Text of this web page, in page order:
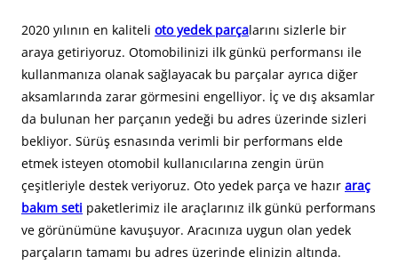
2020 yılının en kaliteli oto yedek parçalarını sizlerle bir
araya getiriyoruz. Otomobilinizi ilk günkü performansı ile
kullanmanıza olanak sağlayacak bu parçalar ayrıca diğer
aksamlarında zarar görmesini engelliyor. İç ve dış aksamlar
da bulunan her parçanın yedeği bu adres üzerinde sizleri
bekliyor. Sürüş esnasında verimli bir performans elde
etmek isteyen otomobil kullanıcılarına zengin ürün
çeşitleriyle destek veriyoruz. Oto yedek parça ve hazır araç
bakım seti paketlerimiz ile araçlarınız ilk günkü performans
ve görünümüne kavuşuyor. Aracınıza uygun olan yedek
parçaların tamamı bu adres üzerinde elinizin altında.